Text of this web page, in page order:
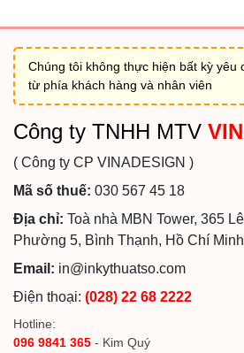
Chúng tôi không thực hiện bất kỳ yêu
từ phía khách hàng và nhân viên
Công ty TNHH MTV
( Công ty CP VINADESIGN )
Mã số thuế: 030 567 45 18
Địa chỉ: Toà nhà MBN Tower, 365
Phường 5, Bình Thạnh, Hồ Chí
Email: in@inkythuatso.com
Điện thoại: (028) 22 68 2222
Hotline:
096 9841 365 - Kim Quý